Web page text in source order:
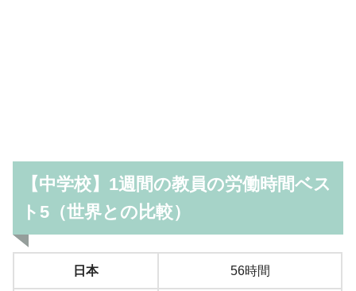
【中学校】1週間の教員の労働時間ベス
ト5（世界との比較）
日本 56時間